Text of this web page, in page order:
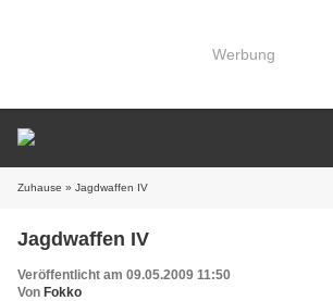
Werbung
Zuhause » Jagdwaffen IV
Jagdwaffen IV
Veröffentlicht am 09.05.2009 11:50
Von Fokko